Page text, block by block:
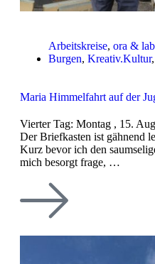
Arbeitskreise, ora &
Burgen, Kreativ.Kultur,
Maria Himmelfahrt auf der
Vierter Tag: Montag , 15.
Der Briefkasten ist gähnend
Kurz bevor ich den
mich besorgt frage, …